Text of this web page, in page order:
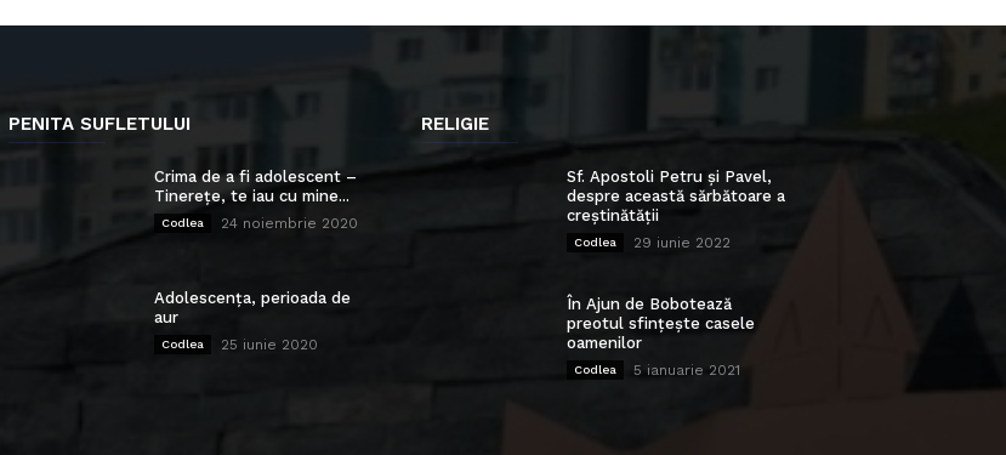
PENITA SUFLETULUI
Crima de a fi adolescent –
Tinerețe, te iau cu mine...
Codlea 24 noiembrie 2020
Adolescența, perioada de
aur
Codlea 25 iunie 2020
RELIGIE
Sf. Apostoli Petru și Pavel,
despre această sărbătoare a
creștinătății
Codlea 29 iunie 2022
În Ajun de Bobotează
preotul sfințește casele
oamenilor
Codlea 5 ianuarie 2021